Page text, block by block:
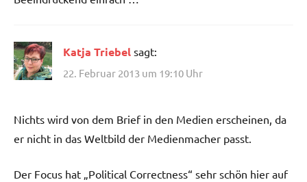
Katja Triebel sagt:
22. Februar 2013 um 19:10 Uhr
Nichts wird von dem Brief in den Medien erscheinen, da
er nicht in das Weltbild der Medienmacher passt.
Der Focus hat „Political Correctness“ sehr schön hier auf